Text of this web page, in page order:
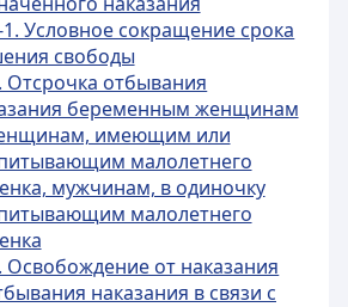
1. Условное сокращение срока
свободы
Отсрочка отбывания
беременным женщинам
имеющим или
малолетнего
мужчинам, в одиночку
малолетнего
Освобождение от наказания
наказания в связи с